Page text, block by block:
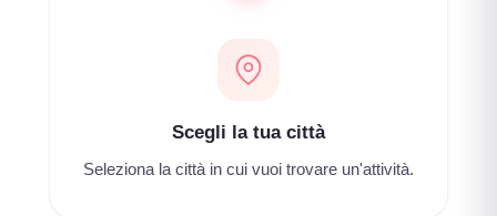
Scegli la tua città
Seleziona la città in cui vuoi trovare un'attività.